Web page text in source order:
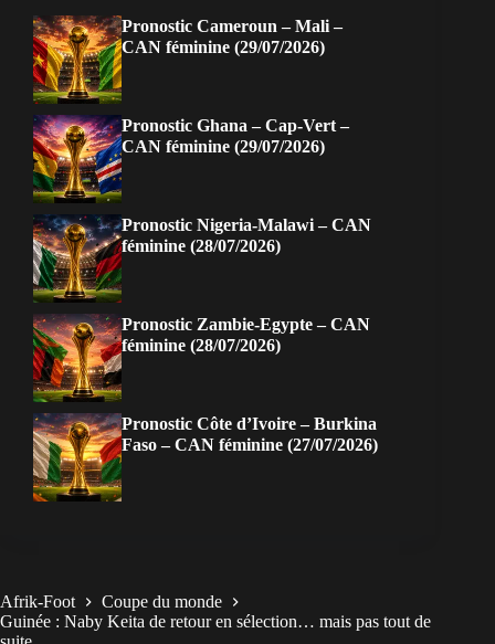
Pronostic Cameroun – Mali –
CAN féminine (29/07/2026)
Pronostic Ghana – Cap-Vert –
CAN féminine (29/07/2026)
Pronostic Nigeria-Malawi – CAN
féminine (28/07/2026)
Pronostic Zambie-Egypte – CAN
féminine (28/07/2026)
Pronostic Côte d’Ivoire – Burkina
Faso – CAN féminine (27/07/2026)
Afrik-Foot
Coupe du monde
Guinée : Naby Keita de retour en sélection… mais pas tout de